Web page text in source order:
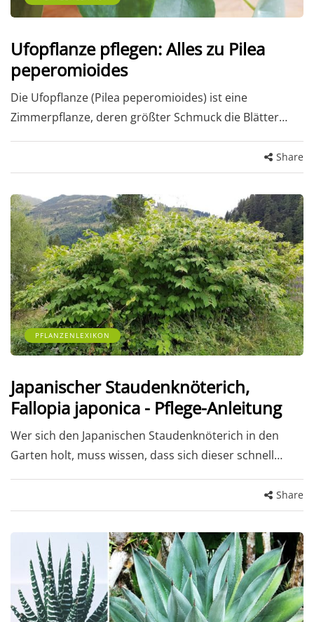
Ufopflanze pflegen: Alles zu Pilea
peperomioides
Die Ufopflanze (Pilea peperomioides) ist eine
Zimmerpflanze, deren größter Schmuck die Blätter…
Share
PFLANZENLEXIKON
Japanischer Staudenknöterich,
Fallopia japonica - Pflege-Anleitung
Wer sich den Japanischen Staudenknöterich in den
Garten holt, muss wissen, dass sich dieser schnell…
Share